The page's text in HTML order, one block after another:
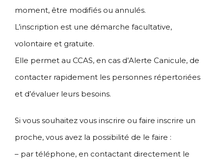
moment, être modifiés ou annulés.
L’inscription est une démarche facultative,
volontaire et gratuite.
Elle permet au CCAS, en cas d’Alerte Canicule, de
contacter rapidement les personnes répertoriées
et d’évaluer leurs besoins.
Si vous souhaitez vous inscrire ou faire inscrire un
proche, vous avez la possibilité de le faire :
– par téléphone, en contactant directement le